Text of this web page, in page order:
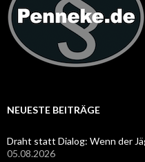
NEUESTE BEITRÄGE
Draht statt Dialog: Wenn der
05.08.2026